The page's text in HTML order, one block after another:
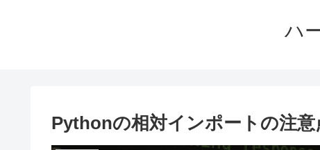
ハ
Pythonの相対インポートの注意